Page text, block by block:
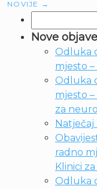
NOVIJE →
Nove objave
Odluka
mjesto
Odluka
mjesto
za
Natječaj
radno
Klinici
Odluka